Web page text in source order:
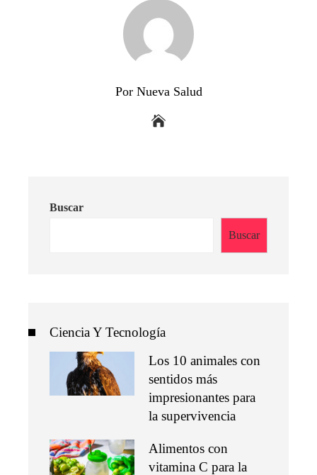
Por Nueva Salud
Buscar
Buscar
Ciencia Y Tecnología
Los 10 animales con
sentidos más
impresionantes para
la supervivencia
Alimentos con
vitamina C para la